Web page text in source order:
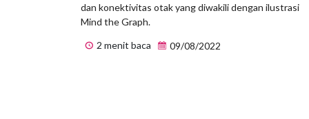
dan konektivitas otak yang diwakili dengan ilustrasi
Mind the Graph.
2 menit baca
09/08/2022